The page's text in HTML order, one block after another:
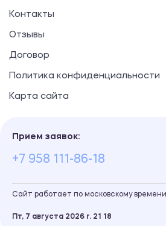
Контакты
Отзывы
Договор
Политика конфиденциальности
Карта сайта
Прием заявок:
+7 958 111-86-18
Сайт работает по московскому времени
Пт, 7 августа 2026 г. 21 18